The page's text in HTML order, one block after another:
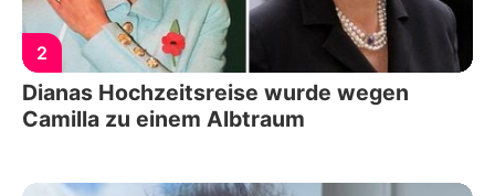
2
Dianas Hochzeitsreise wurde wegen
Camilla zu einem Albtraum